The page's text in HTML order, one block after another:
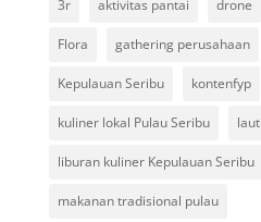
3r aktivitas pantai drone
Flora gathering perusahaan
Kepulauan Seribu kontenfyp
kuliner lokal Pulau Seribu laut
liburan kuliner Kepulauan Seribu
makanan tradisional pulau